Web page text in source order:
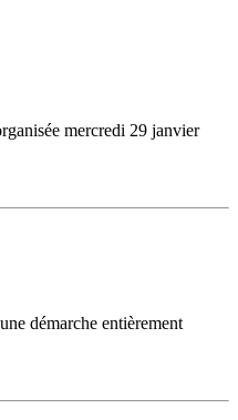
mercredi 29 janvier
démarche entièrement